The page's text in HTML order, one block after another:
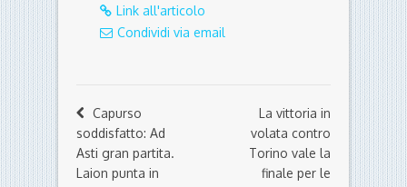
Link all'articolo
Condividi via email
Capurso
soddisfatto: Ad
Asti gran partita.
Laion punta in
La vittoria in
volata contro
Torino vale la
finale per le